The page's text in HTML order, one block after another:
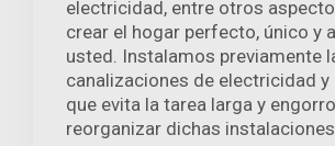
electricidad, entre otros
crear el hogar perfecto, único y
usted. Instalamos previamente
canalizaciones de electricidad y
que evita la tarea larga y
reorganizar dichas